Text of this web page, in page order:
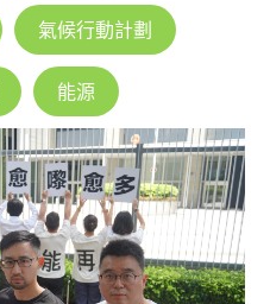
氣候行動計劃
能源